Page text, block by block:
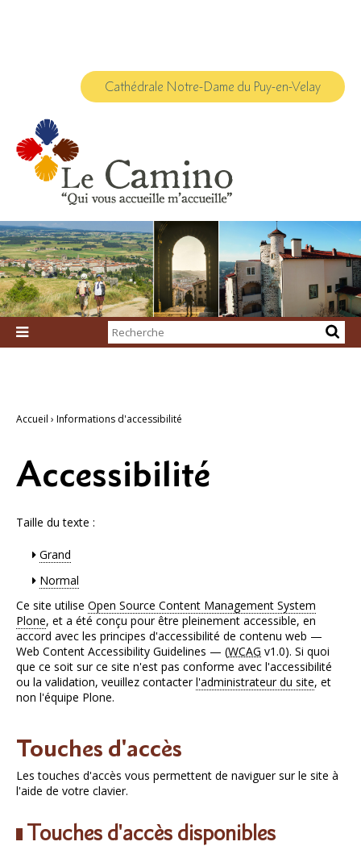
Cathédrale Notre-Dame du Puy-en-Velay

Chercher par
Recherche
Accueil › Informations d'accessibilité
Accessibilité
Taille du texte :
Grand
Normal
Ce site utilise Open Source Content Management System
Plone, et a été conçu pour être pleinement accessible, en
accord avec les principes d'accessibilité de contenu web —
Web Content Accessibility Guidelines — (WCAG v1.0). Si quoi
que ce soit sur ce site n'est pas conforme avec l'accessibilité
ou la validation, veuillez contacterl'administrateur du site, et
non l'équipe Plone.
Touches d'accès
Les touches d'accès vous permettent de naviguer sur le site à
l'aide de votre clavier.
Touches d'accès disponibles